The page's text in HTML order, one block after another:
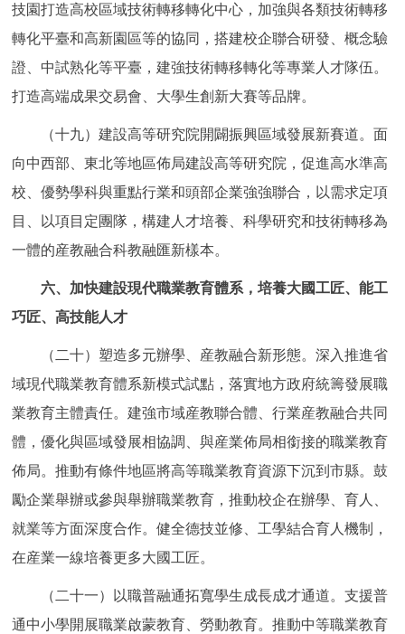
技園打造高校區域技術轉移轉化中心，加強與各類技術轉移
轉化平臺和高新園區等的協同，搭建校企聯合研發、概念驗
證、中試熟化等平臺，建強技術轉移轉化等專業人才隊伍。
打造高端成果交易會、大學生創新大賽等品牌。
（十九）建設高等研究院開闢振興區域發展新賽道。面
向中西部、東北等地區佈局建設高等研究院，促進高水準高
校、優勢學科與重點行業和頭部企業強強聯合，以需求定項
目、以項目定團隊，構建人才培養、科學研究和技術轉移為
一體的産教融合科教融匯新樣本。
六、加快建設現代職業教育體系，培養大國工匠、能工
巧匠、高技能人才
（二十）塑造多元辦學、産教融合新形態。深入推進省
域現代職業教育體系新模式試點，落實地方政府統籌發展職
業教育主體責任。建強市域産教聯合體、行業産教融合共同
體，優化與區域發展相協調、與産業佈局相銜接的職業教育
佈局。推動有條件地區將高等職業教育資源下沉到市縣。鼓
勵企業舉辦或參與舉辦職業教育，推動校企在辦學、育人、
就業等方面深度合作。健全德技並修、工學結合育人機制，
在産業一線培養更多大國工匠。
（二十一）以職普融通拓寬學生成長成才通道。支援普
通中小學開展職業啟蒙教育、勞動教育。推動中等職業教育